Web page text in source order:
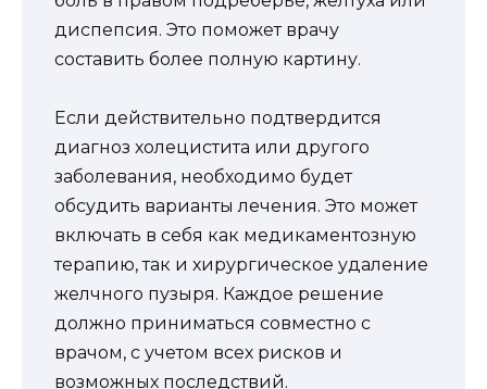
диспепсия. Это поможет врачу
составить более полную картину.
Если действительно подтвердится
диагноз холецистита или другого
заболевания, необходимо будет
обсудить варианты лечения. Это может
включать в себя как медикаментозную
терапию, так и хирургическое удаление
желчного пузыря. Каждое решение
должно приниматься совместно с
врачом, с учетом всех рисков и
возможных последствий.